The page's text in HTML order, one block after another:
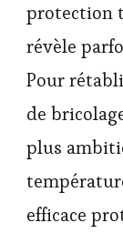
protection
révèle
Pour
de
plus
efficace